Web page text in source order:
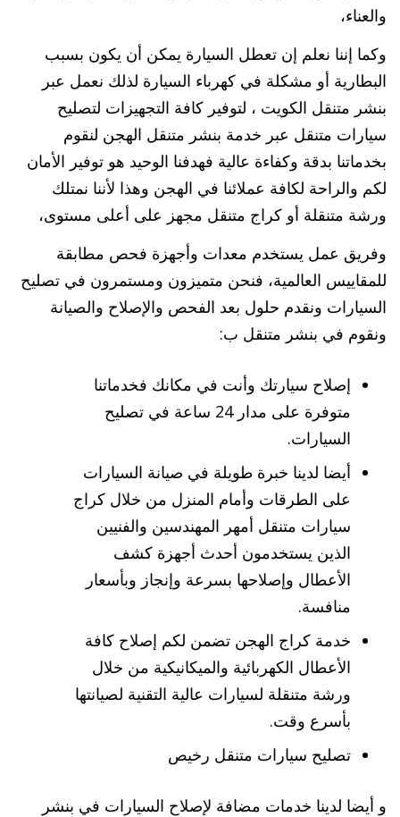
والعناء،
وكما إننا نعلم إن تعطل السيارة يمكن أن يكون بسبب
البطارية أو مشكلة في كهرباء السيارة لذلك نعمل عبر
بنشر متنقل الكويت ، لتوفير كافة التجهيزات لتصليح
سيارات متنقل عبر خدمة بنشر متنقل الهجن لنقوم
بخدماتنا بدقة وكفاءة عالية فهدفنا الوحيد هو توفير الأمان
لكم والراحة لكافة عملائنا في الهجن وهذا لأننا نمتلك
ورشة متنقلة أو كراج متنقل مجهز على أعلى مستوى،
وفريق عمل يستخدم معدات وأجهزة فحص مطابقة
للمقاييس العالمية، فنحن متميزون ومستمرون في تصليح
السيارات ونقدم حلول بعد الفحص والإصلاح والصيانة
ونقوم في بنشر متنقل ب:
إصلاح سيارتك وأنت في مكانك فخدماتنا
متوفرة على مدار 24 ساعة في تصليح
السيارات.
أيضا لدينا خبرة طويلة في صيانة السيارات
على الطرقات وأمام المنزل من خلال كراج
سيارات متنقل أمهر المهندسين والفنيين
الذين يستخدمون أحدث أجهزة كشف
الأعطال وإصلاحها بسرعة وإنجاز وبأسعار
منافسة.
خدمة كراج الهجن تضمن لكم إصلاح كافة
الأعطال الكهربائية والميكانيكية من خلال
ورشة متنقلة لسيارات عالية التقنية لصيانتها
بأسرع وقت.
تصليح سيارات متنقل رخيص
و أيضا لدينا خدمات مضافة لإصلاح السيارات في بنشر